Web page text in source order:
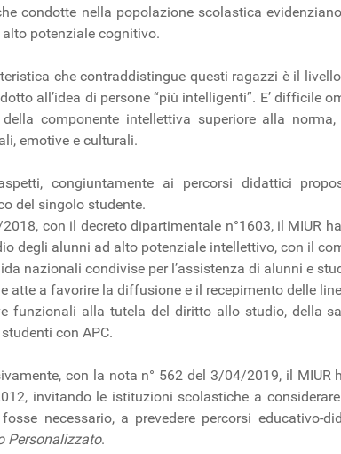
condotte nella popolazione scolastica
alto potenziale cognitivo.
che contraddistingue questi ragazzi è il
all’idea di persone “più intelligenti”. E’ difficile
componente intellettiva superiore alla
emotive e culturali.
congiuntamente ai percorsi didattici
del singolo studente.
con il decreto dipartimentale n°1603, il MIUR
degli alunni ad alto potenziale intellettivo, con il
nazionali condivise per l’assistenza di alunni e
atte a favorire la diffusione e il recepimento delle
funzionali alla tutela del diritto allo studio, della
con APC.
con la nota n° 562 del 3/04/2019, il
invitando le istituzioni scolastiche a
necessario, a prevedere percorsi educativo-
Personalizzato.